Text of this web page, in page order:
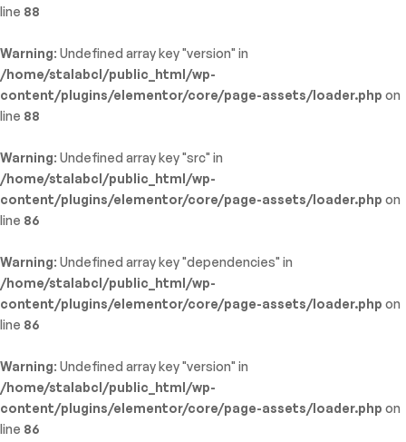
line 88
Warning: Undefined array key "version" in
/home/stalabcl/public_html/wp-
content/plugins/elementor/core/page-assets/loader.php on
line 88
Warning: Undefined array key "src" in
/home/stalabcl/public_html/wp-
content/plugins/elementor/core/page-assets/loader.php on
line 86
Warning: Undefined array key "dependencies" in
/home/stalabcl/public_html/wp-
content/plugins/elementor/core/page-assets/loader.php on
line 86
Warning: Undefined array key "version" in
/home/stalabcl/public_html/wp-
content/plugins/elementor/core/page-assets/loader.php on
line 86